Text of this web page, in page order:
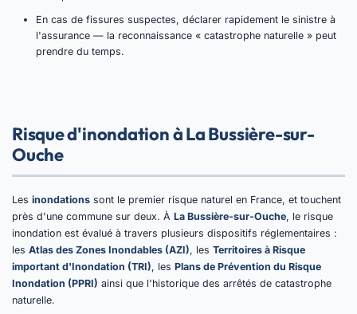
En cas de fissures suspectes, déclarer rapidement le sinistre à
l'assurance — la reconnaissance « catastrophe naturelle » peut
prendre du temps.
Risque d'inondation à La Bussière-sur-
Ouche
Les inondations sont le premier risque naturel en France, et touchent
près d'une commune sur deux. À La Bussière-sur-Ouche, le risque
inondation est évalué à travers plusieurs dispositifs réglementaires :
les Atlas des Zones Inondables (AZI), les Territoires à Risque
important d'Inondation (TRI), les Plans de Prévention du Risque
Inondation (PPRI) ainsi que l'historique des arrêtés de catastrophe
naturelle.